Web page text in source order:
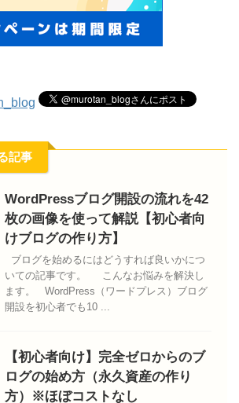
記事
WordPressブログ開設の流れを42
枚の画像を使って解説【初心者向
けブログの作り方】
ブログを始めるにはどうすれば良いかにつ
いての記事です。 こんなお悩みを解決し
ます。 WordPress（ワードプレス）ブログ
開設を初心者でも10 ...
【初心者向け】完全ゼロからのブ
ログの始め方（永久資産の作り
方）※ほぼコストなし